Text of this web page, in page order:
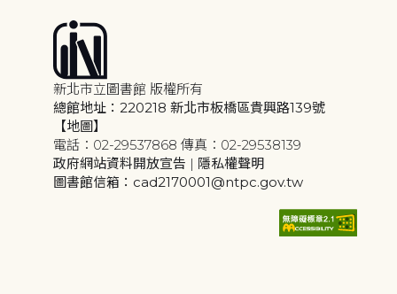
新北市立圖書館 版權所有
總館地址：220218 新北市板橋區貴興路139號
【地圖】
電話：02-29537868 傳真：02-29538139
政府網站資料開放宣告 | 隱私權聲明
圖書館信箱：cad2170001@ntpc.gov.tw